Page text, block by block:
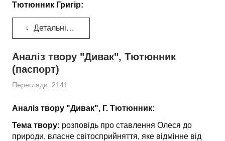
Тютюнник Григір:
Детальніше...
Аналіз твору "Дивак", Тютюнник
(паспорт)
Перегляди: 2141
Аналіз твору "Дивак", Г. Тютюнник:
Тема твору: розповідь про ставлення Олеся до
природи, власне світосприйняття, яке відмінне від